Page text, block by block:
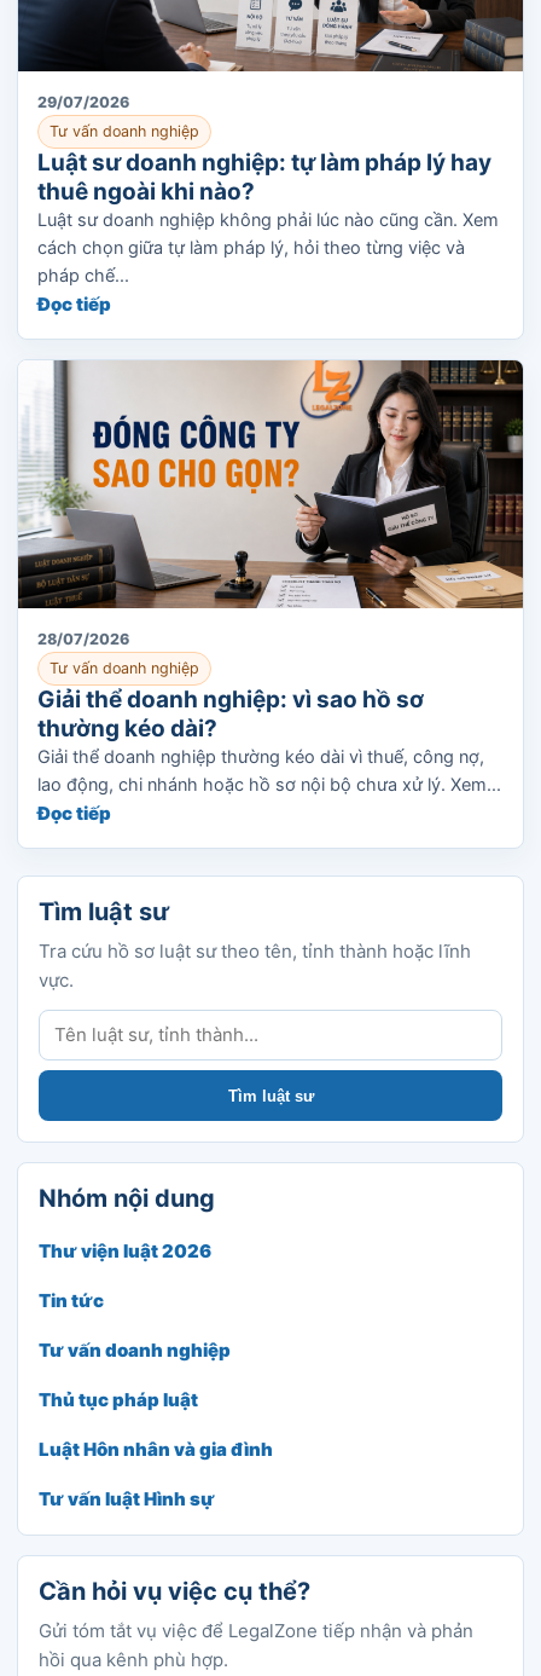
29/07/2026
Tư vấn doanh nghiệp
Luật sư doanh nghiệp: tự làm pháp lý hay
thuê ngoài khi nào?
Luật sư doanh nghiệp không phải lúc nào cũng cần. Xem
cách chọn giữa tự làm pháp lý, hỏi theo từng việc và
pháp chế...
Đọc tiếp
28/07/2026
Tư vấn doanh nghiệp
Giải thể doanh nghiệp: vì sao hồ sơ
thường kéo dài?
Giải thể doanh nghiệp thường kéo dài vì thuế, công nợ,
lao động, chi nhánh hoặc hồ sơ nội bộ chưa xử lý. Xem...
Đọc tiếp
Tìm luật sư
Tra cứu hồ sơ luật sư theo tên, tỉnh thành hoặc lĩnh
vực.
Tìm luật sư
Tìm luật sư
Nhóm nội dung
Thư viện luật 2026
Tin tức
Tư vấn doanh nghiệp
Thủ tục pháp luật
Luật Hôn nhân và gia đình
Tư vấn luật Hình sự
Cần hỏi vụ việc cụ thể?
Gửi tóm tắt vụ việc để LegalZone tiếp nhận và phản
hồi qua kênh phù hợp.